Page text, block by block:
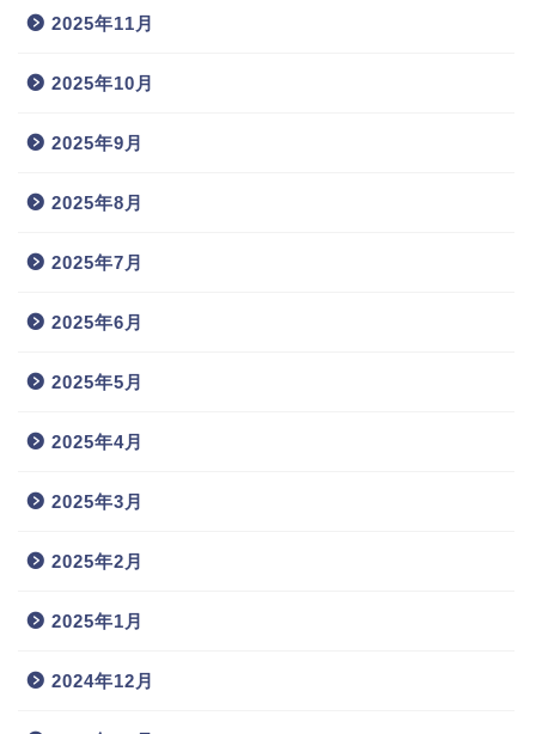
2025年11月
2025年10月
2025年9月
2025年8月
2025年7月
2025年6月
2025年5月
2025年4月
2025年3月
2025年2月
2025年1月
2024年12月